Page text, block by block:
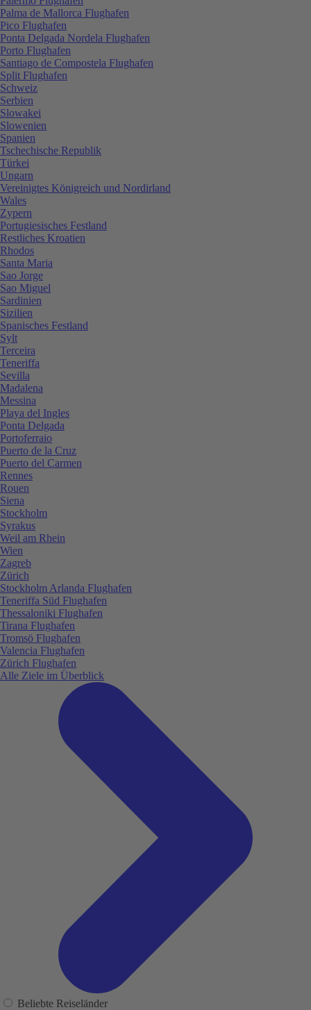
Palma de Mallorca Flughafen
Pico Flughafen
Ponta Delgada Nordela Flughafen
Porto Flughafen
Santiago de Compostela Flughafen
Split Flughafen
Schweiz
Serbien
Slowakei
Slowenien
Spanien
Tschechische Republik
Türkei
Ungarn
Vereinigtes Königreich und Nordirland
Wales
Zypern
Portugiesisches Festland
Restliches Kroatien
Rhodos
Santa Maria
Sao Jorge
Sao Miguel
Sardinien
Sizilien
Spanisches Festland
Sylt
Terceira
Teneriffa
Sevilla
Madalena
Messina
Playa del Ingles
Ponta Delgada
Portoferraio
Puerto de la Cruz
Puerto del Carmen
Rennes
Rouen
Siena
Stockholm
Syrakus
Weil am Rhein
Wien
Zagreb
Zürich
Stockholm Arlanda Flughafen
Teneriffa Süd Flughafen
Thessaloniki Flughafen
Tirana Flughafen
Tromsö Flughafen
Valencia Flughafen
Zürich Flughafen
Alle Ziele im Überblick
Beliebte Reiseländer